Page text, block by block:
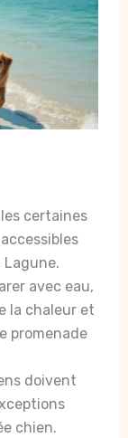
certaines
avec eau,
la chaleur et
promenade
doivent
chien.